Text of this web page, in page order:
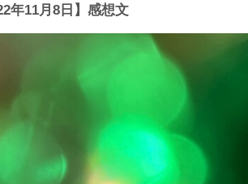
年11月8日】感想文